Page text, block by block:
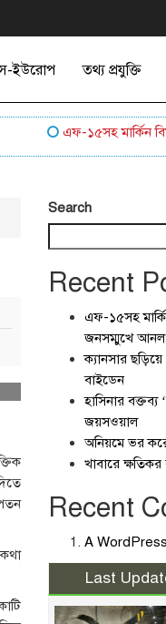
ইউরোপ তথ্য প্রযুক্তি
এফ-১৫সহ মার্কিন
Search
Recent
এফ-১৫সহ
জনসম্মুখে আনল
ক্যানসার
বাইডেন
হাসিনার
জয়সওয়াল
অনিয়মে ভর
খাবারে
Recent
A
Last